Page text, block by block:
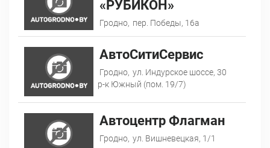
«РУБИКОН»
Гродно, пер. Победы, 16а
АвтоСитиСервис
Гродно, ул. Индурское шоссе, 30
р-к Южный (пом. 19/7)
Автоцентр Флагман
Гродно, ул. Вишневецкая, 1/1